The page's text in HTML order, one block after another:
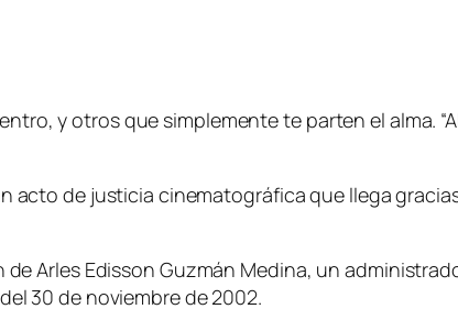
y otros que simplemente te parten el alma.
acto de justicia cinematográfica que llega
Arles Edisson Guzmán Medina, un
30 de noviembre de 2002.